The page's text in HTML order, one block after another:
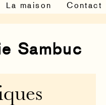
La maison Contact
Sambuc